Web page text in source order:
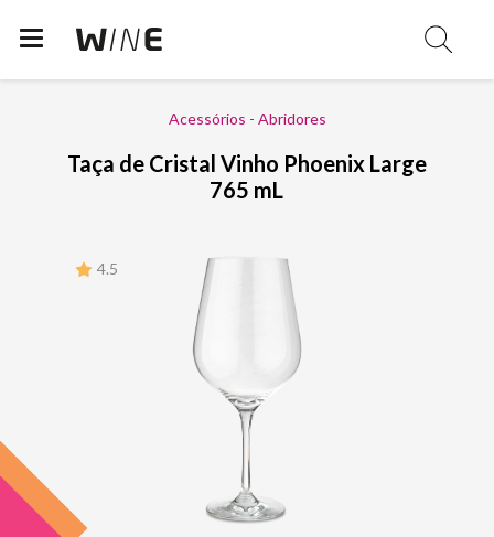
Acessórios - Abridores
Taça de Cristal Vinho Phoenix Large
765 mL
4.5